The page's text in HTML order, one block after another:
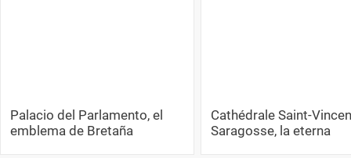
Palacio del Parlamento, el
emblema de Bretaña
Cathédrale Saint-
Saragosse, la eterna